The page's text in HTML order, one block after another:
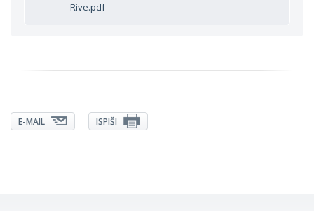
Rive.pdf
E-MAIL ISPIŠI